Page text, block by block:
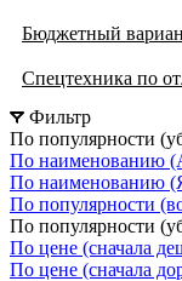
Бюджетный
Спецтехника по
Фильтр
По популярности
По наименованию
По наименованию
По популярности
По популярности
По цене (сначала
По цене (сначала